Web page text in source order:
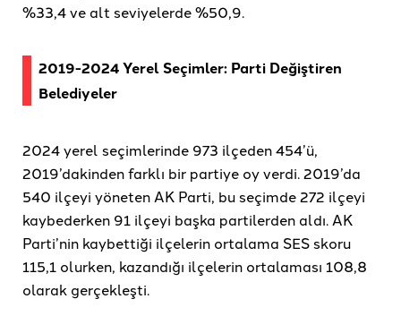
%33,4 ve alt seviyelerde %50,9.
2019-2024 Yerel Seçimler: Parti Değiştiren
Belediyeler
2024 yerel seçimlerinde 973 ilçeden 454’ü,
2019’dakinden farklı bir partiye oy verdi. 2019’da
540 ilçeyi yöneten AK Parti, bu seçimde 272 ilçeyi
kaybederken 91 ilçeyi başka partilerden aldı. AK
Parti’nin kaybettiği ilçelerin ortalama SES skoru
115,1 olurken, kazandığı ilçelerin ortalaması 108,8
olarak gerçekleşti.